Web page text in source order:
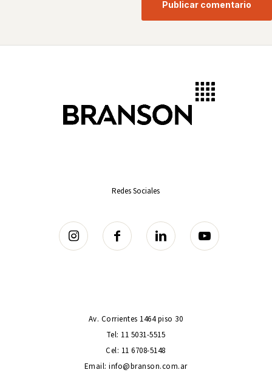
Redes Sociales
Av. Corrientes 1464 piso 30
Tel: 11 5031-5515
Cel: 11 6708-5148
Email: info@branson.com.ar